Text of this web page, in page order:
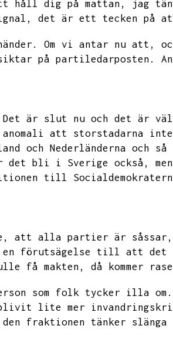
håll dig på mattan, jag
det är ett tecken på
Om vi antar nu att,
på partiledarposten.
Det är slut nu och det är
att storstadarna
och Nederländerna och
det bli i Sverige också,
till
att alla partier är såssar,
förutsägelse till att det
få makten, då kommer
som folk tycker illa om.
lite mer
fraktionen tänker slänga